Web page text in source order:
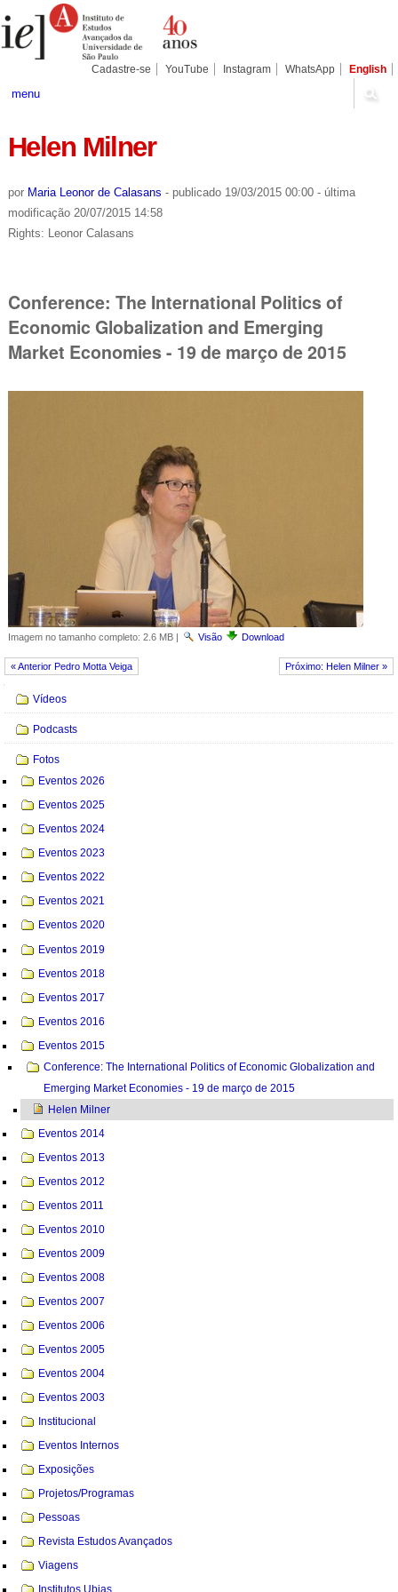
para
conteúdo.
Pessoais
Cadastre-se YouTube Instagram WhatsApp English
menu
Helen Milner
por Maria Leonor de Calasans - publicado19/03/2015 00:00 - última
modificação20/07/2015 14:58
Rights: Leonor Calasans
Conference: The International Politics of
Economic Globalization and Emerging
Market Economies - 19 de março de 2015
Imagem no tamanho completo: 2.6 MB| Visão Download
« Anterior Pedro Motta Veiga Próximo: Helen Milner »
Vídeos
Podcasts
Fotos
Eventos 2026
Eventos 2025
Eventos 2024
Eventos 2023
Eventos 2022
Eventos 2021
Eventos 2020
Eventos 2019
Eventos 2018
Eventos 2017
Eventos 2016
Eventos 2015
Conference: The International Politics of Economic Globalization and
Emerging Market Economies - 19 de março de 2015
Helen Milner
Eventos 2014
Eventos 2013
Eventos 2012
Eventos 2011
Eventos 2010
Eventos 2009
Eventos 2008
Eventos 2007
Eventos 2006
Eventos 2005
Eventos 2004
Eventos 2003
Institucional
Eventos Internos
Exposições
Projetos/Programas
Pessoas
Revista Estudos Avançados
Viagens